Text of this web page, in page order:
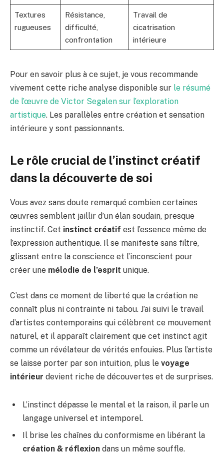
Textures
rugueuses
Résistance,
difficulté,
confrontation
Travail de
cicatrisation
intérieure
Pour en savoir plus à ce sujet, je vous recommande
vivement cette riche analyse disponible sur le résumé
de l’œuvre de Victor Segalen sur l’exploration
artistique. Les parallèles entre création et sensation
intérieure y sont passionnants.
Le rôle crucial de l’instinct créatif
dans la découverte de soi
Vous avez sans doute remarqué combien certaines
œuvres semblent jaillir d’un élan soudain, presque
instinctif. Cet instinct créatif est l’essence même de
l’expression authentique. Il se manifeste sans filtre,
glissant entre la conscience et l’inconscient pour
créer une mélodie de l’esprit unique.
C’est dans ce moment de liberté que la création ne
connaît plus ni contrainte ni tabou. J’ai suivi le travail
d’artistes contemporains qui célèbrent ce mouvement
naturel, et il apparaît clairement que cet instinct agit
comme un révélateur de vérités enfouies. Plus l’artiste
se laisse porter par son intuition, plus le voyage
intérieur devient riche de découvertes et de surprises.
L’instinct dépasse le mental et la raison, il parle un
langage universel et intemporel.
Il brise les chaînes du conformisme en libérant la
création & réflexion dans un même souffle.